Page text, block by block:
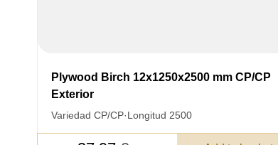
Plywood Birch 12x1250x2500 mm CP/CP
Exterior
Variedad CP/CP·Longitud 2500